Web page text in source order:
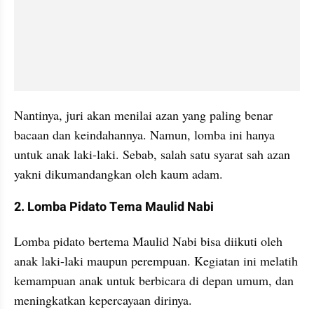
Nantinya, juri akan menilai azan yang paling benar
bacaan dan keindahannya. Namun, lomba ini hanya
untuk anak laki-laki. Sebab, salah satu syarat sah azan
yakni dikumandangkan oleh kaum adam.
2. Lomba Pidato Tema Maulid Nabi
Lomba pidato bertema Maulid Nabi bisa diikuti oleh
anak laki-laki maupun perempuan. Kegiatan ini melatih
kemampuan anak untuk berbicara di depan umum, dan
meningkatkan kepercayaan dirinya.